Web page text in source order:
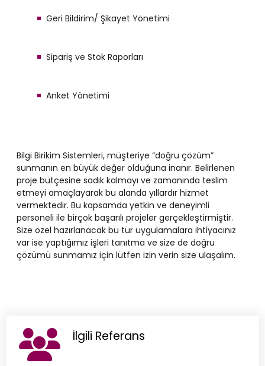
Geri Bildirim/ Şikayet Yönetimi
Sipariş ve Stok Raporları
Anket Yönetimi
Bilgi Birikim Sistemleri, müşteriye “doğru çözüm”
sunmanın en büyük değer olduğuna inanır. Belirlenen
proje bütçesine sadık kalmayı ve zamanında teslim
etmeyi amaçlayarak bu alanda yıllardır hizmet
vermektedir. Bu kapsamda yetkin ve deneyimli
personeli ile birçok başarılı projeler gerçekleştirmiştir.
Size özel hazırlanacak bu tür uygulamalara ihtiyacınız
var ise yaptığımız işleri tanıtma ve size de doğru
çözümü sunmamız için lütfen izin verin size ulaşalım.
İlgili Referans